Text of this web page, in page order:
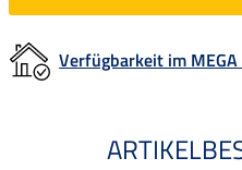
Verfügbarkeit im MEGA